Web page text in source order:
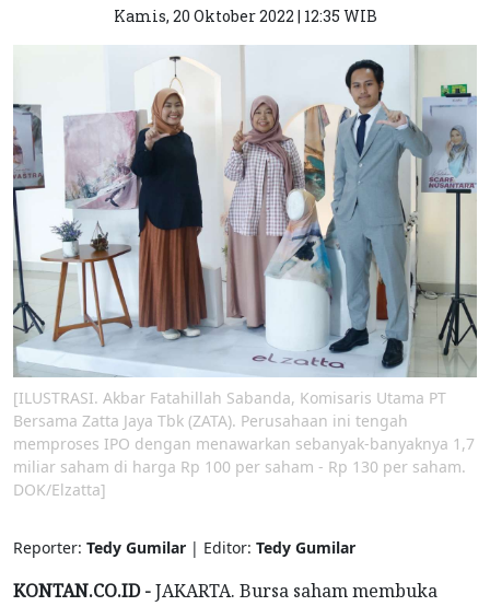
Kamis, 20 Oktober 2022 | 12:35 WIB
[ILUSTRASI. Akbar Fatahillah Sabanda, Komisaris Utama PT
Bersama Zatta Jaya Tbk (ZATA). Perusahaan ini tengah
memproses IPO dengan menawarkan sebanyak-banyaknya 1,7
miliar saham di harga Rp 100 per saham - Rp 130 per saham.
DOK/Elzatta]
Reporter: Tedy Gumilar | Editor: Tedy Gumilar
KONTAN.CO.ID -JAKARTA. Bursa saham membuka